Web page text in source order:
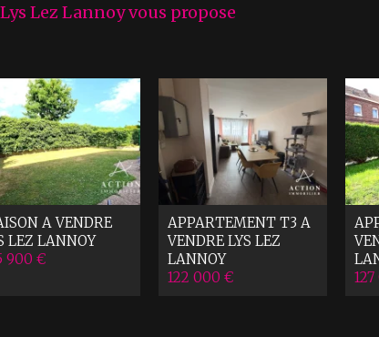
Lez Lannoy vous propose
A VENDRE
LEZ LANNOY
900 €
APPARTEMENT T3 A
VENDRE LYS LEZ
LANNOY
122 000 €